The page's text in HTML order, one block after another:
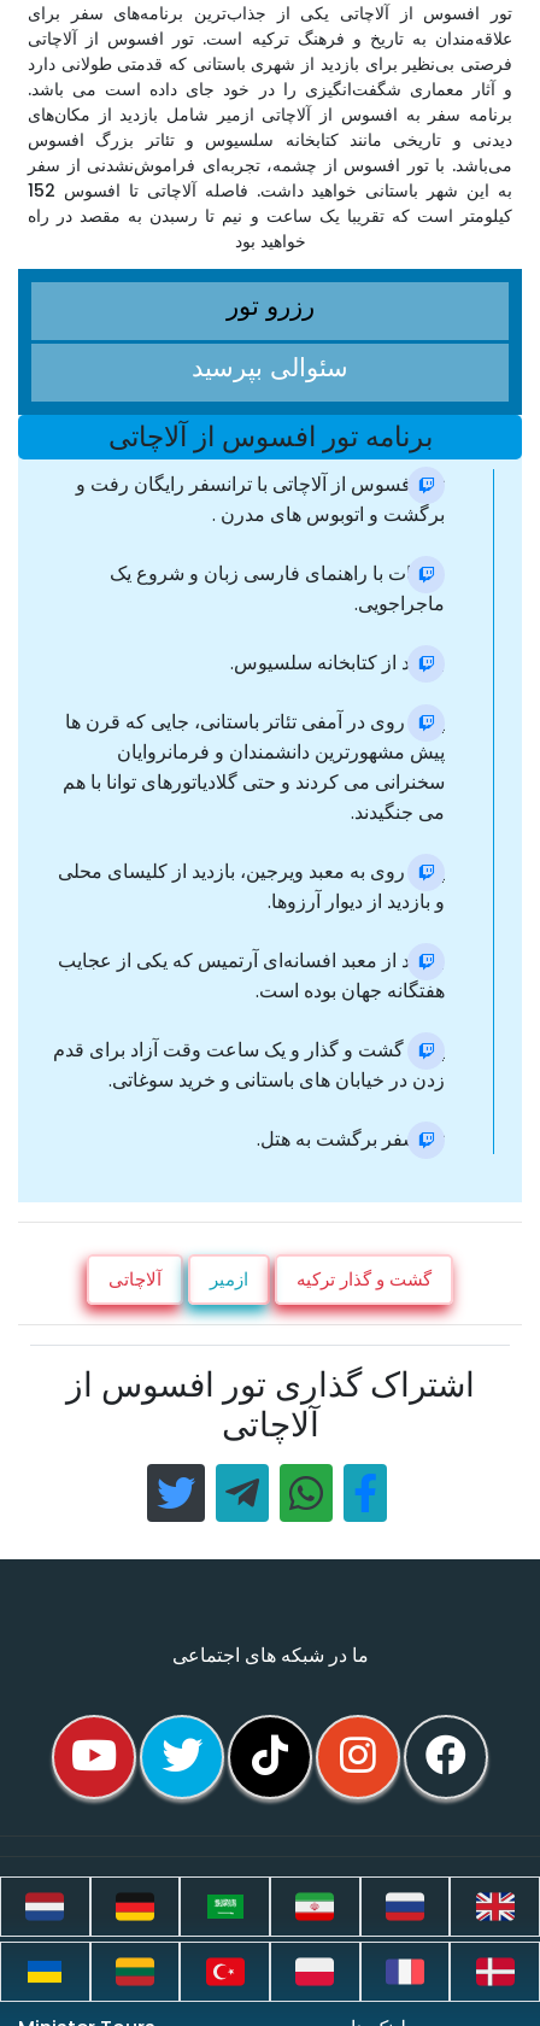
تور افسوس از آلاچاتی یکی از جذاب‌ترین برنامه‌های سفر برای
علاقه‌مندان به تاریخ و فرهنگ ترکیه است. تور افسوس از آلاچاتی
فرصتی بی‌نظیر برای بازدید از شهری باستانی که قدمتی طولانی دارد
و آثار معماری شگفت‌انگیزی را در خود جای داده است می باشد.
برنامه سفر به افسوس از آلاچاتی ازمیر شامل بازدید از مکان‌های
دیدنی و تاریخی مانند کتابخانه سلسیوس و تئاتر بزرگ افسوس
می‌باشد. با تور افسوس از چشمه، تجربه‌ای فراموش‌نشدنی از سفر
به این شهر باستانی خواهید داشت. فاصله آلاچاتی تا افسوس 152
کیلومتر است که تقریبا یک ساعت و نیم تا رسبدن به مقصد در راه
خواهید بود
رزرو تور
سئوالی بپرسید
برنامه تور افسوس از آلاچاتی
تور افسوس از آلاچاتی با ترانسفر رایگان رفت و
برگشت و اتوبوس های مدرن .
ملاقات با راهنمای فارسی زبان و شروع یک
ماجراجویی.
بازدید از کتابخانه سلسیوس.
پیاده روی در آمفی تئاتر باستانی، جایی که قرن ها
پیش مشهورترین دانشمندان و فرمانروایان
سخنرانی می کردند و حتی گلادیاتورهای توانا با هم
می جنگیدند.
پیاده روی به معبد ویرجین، بازدید از کلیسای محلی
و بازدید از دیوار آرزوها.
بازدید از معبد افسانه‌ای آرتمیس که یکی از عجایب
هفتگانه جهان بوده است.
پایان گشت و گذار و یک ساعت وقت آزاد برای قدم
زدن در خیابان های باستانی و خرید سوغاتی.
ترانسفر برگشت به هتل.
گشت و گذار ترکیه ازمیر آلاچاتی
اشتراک گذاری تور افسوس از
آلاچاتی
ما در شبکه های اجتماعی